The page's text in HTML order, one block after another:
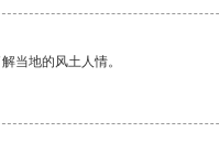
当地的风土人情。